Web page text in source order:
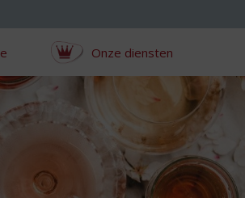
Onze diensten